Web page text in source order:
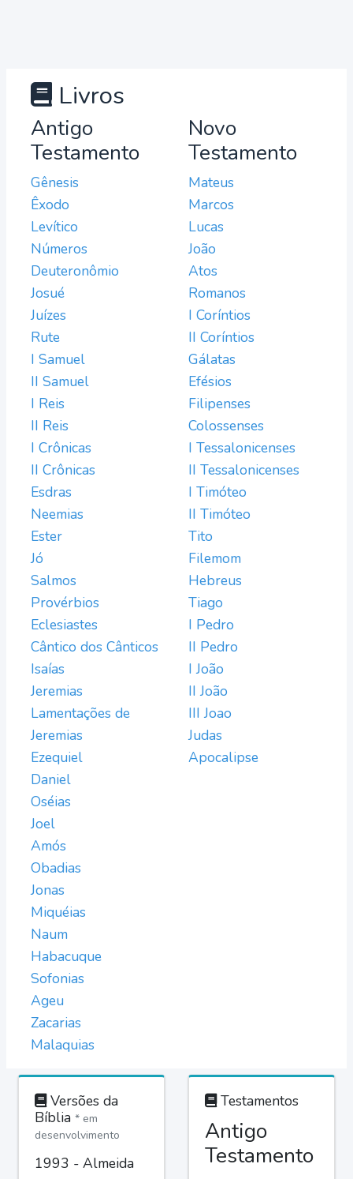
Livros
Antigo
Testamento
Gênesis
Êxodo
Levítico
Números
Deuteronômio
Josué
Juízes
Rute
I Samuel
II Samuel
I Reis
II Reis
I Crônicas
II Crônicas
Esdras
Neemias
Ester
Jó
Salmos
Provérbios
Eclesiastes
Cântico dos Cânticos
Isaías
Jeremias
Lamentações de
Jeremias
Ezequiel
Daniel
Oséias
Joel
Amós
Obadias
Jonas
Miquéias
Naum
Habacuque
Sofonias
Ageu
Zacarias
Malaquias
Novo
Testamento
Mateus
Marcos
Lucas
João
Atos
Romanos
I Coríntios
II Coríntios
Gálatas
Efésios
Filipenses
Colossenses
I Tessalonicenses
II Tessalonicenses
I Timóteo
II Timóteo
Tito
Filemom
Hebreus
Tiago
I Pedro
II Pedro
I João
II João
III Joao
Judas
Apocalipse
Versões da
Bíblia * em
desenvolvimento
1993 - Almeida
Testamentos
Antigo
Testamento